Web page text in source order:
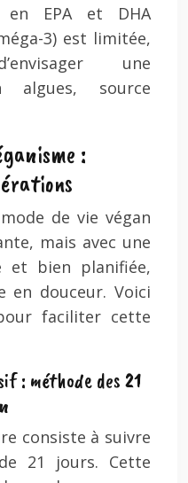
en EPA et DHA
3) est limitée,
une
algues, source
:
de vie végan
mais avec une
et bien planifiée,
en douceur. Voici
faciliter cette
: méthode des 21
consiste à suivre
21 jours. Cette